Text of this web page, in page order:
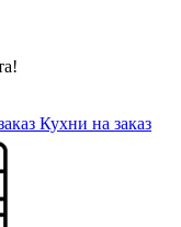
Кухни на заказ